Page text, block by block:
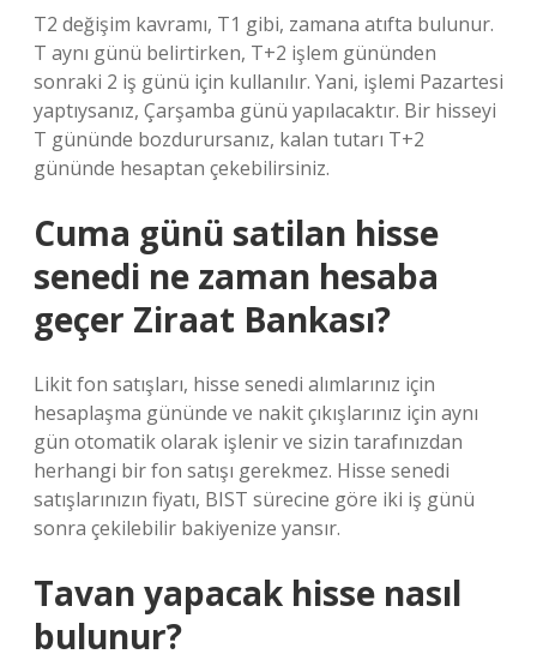
T2 değişim kavramı, T1 gibi, zamana atıfta bulunur.
T aynı günü belirtirken, T+2 işlem gününden
sonraki 2 iş günü için kullanılır. Yani, işlemi Pazartesi
yaptıysanız, Çarşamba günü yapılacaktır. Bir hisseyi
T gününde bozdurursanız, kalan tutarı T+2
gününde hesaptan çekebilirsiniz.
Cuma günü satilan hisse
senedi ne zaman hesaba
geçer Ziraat Bankası?
Likit fon satışları, hisse senedi alımlarınız için
hesaplaşma gününde ve nakit çıkışlarınız için aynı
gün otomatik olarak işlenir ve sizin tarafınızdan
herhangi bir fon satışı gerekmez. Hisse senedi
satışlarınızın fiyatı, BIST sürecine göre iki iş günü
sonra çekilebilir bakiyenize yansır.
Tavan yapacak hisse nasıl
bulunur?